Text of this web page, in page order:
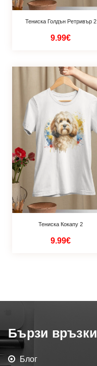
Тениска Голдън Ретривър 2
9.99€
Тениска Кокапу 2
9.99€
Бързи връзки
Блог